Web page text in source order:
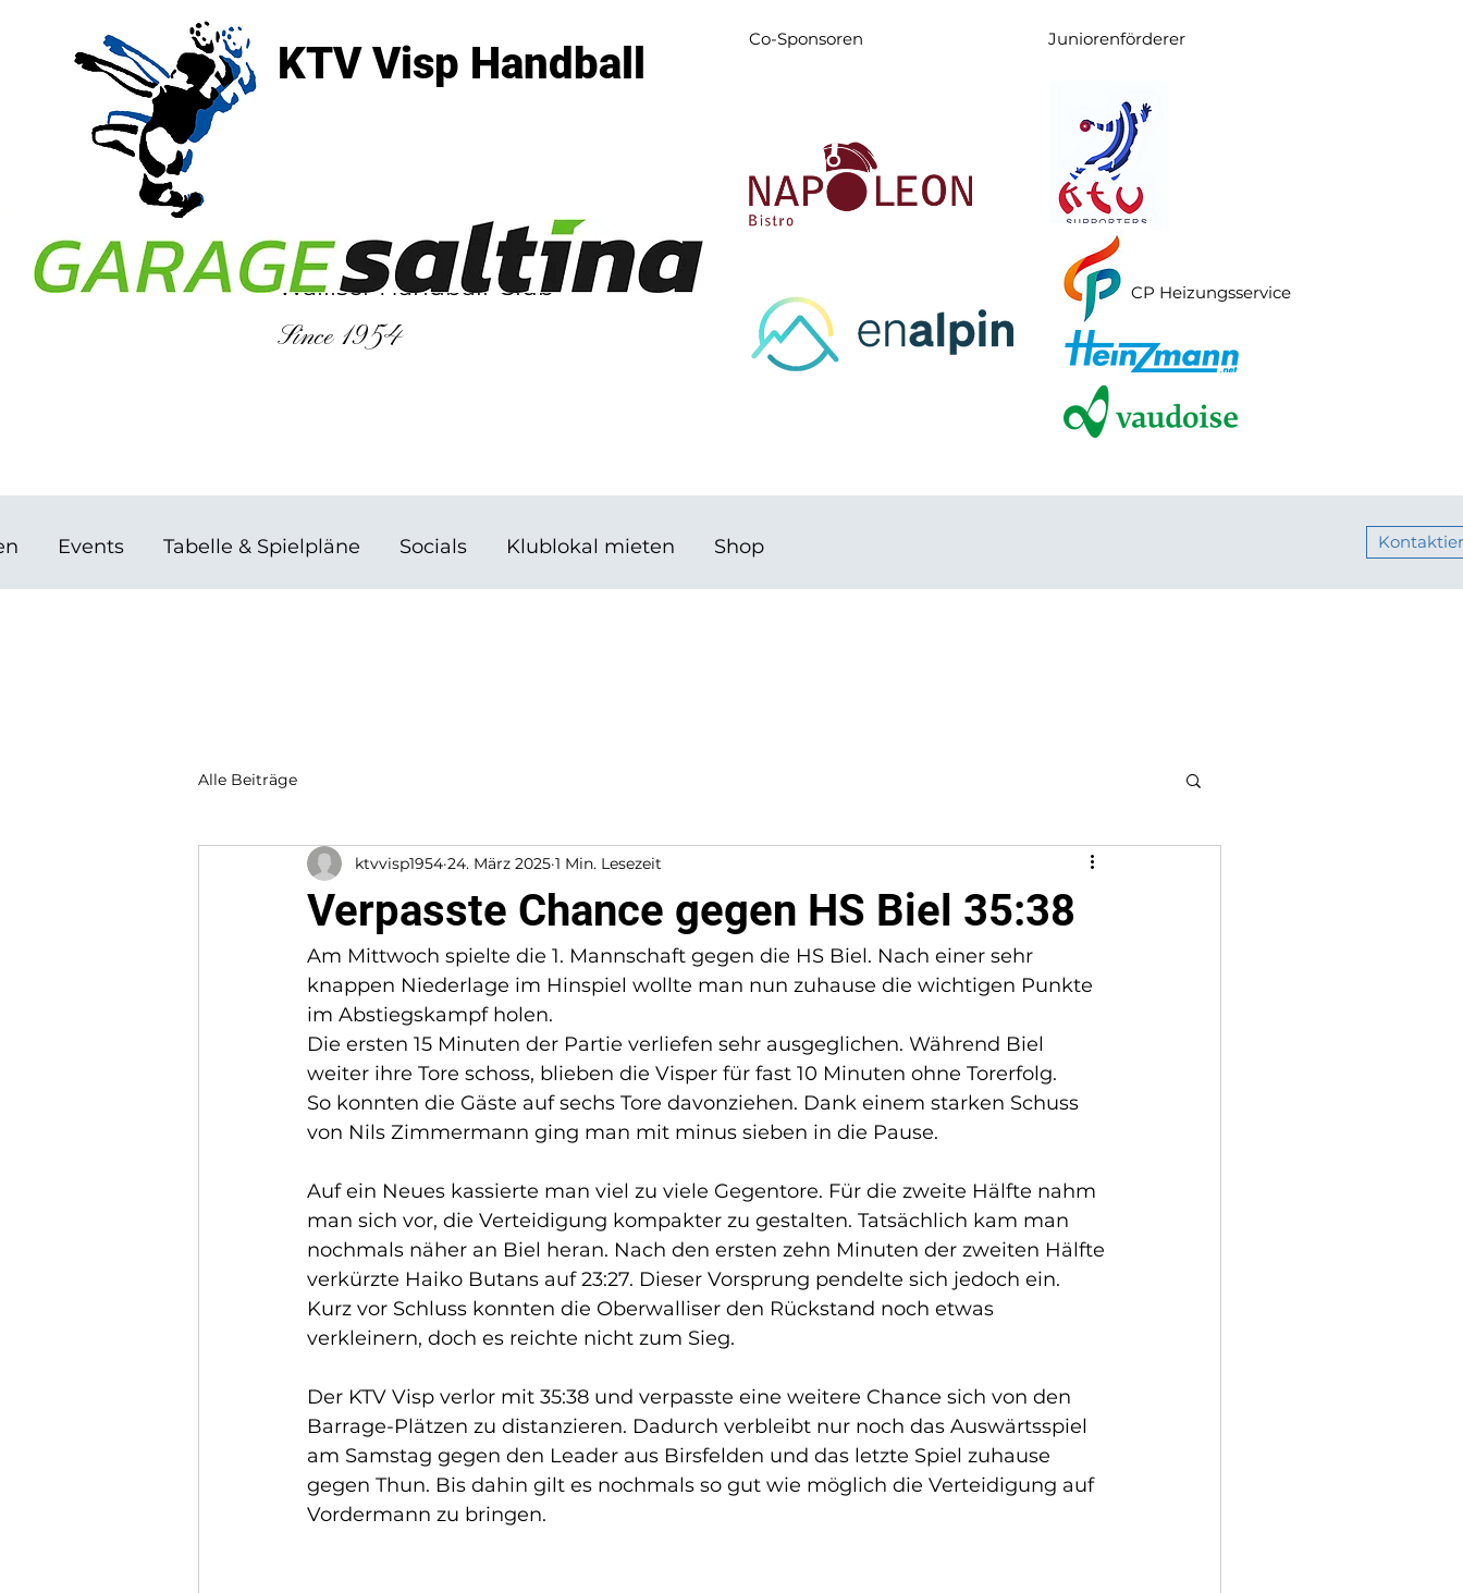
KTV Visp Handball
3930 Visp
Walliser Handball-Club
Since 1954
Co-Sponsoren Juniorenförderer
CP Heizungsservice
Events Tabelle & Spielpläne Socials Klublokal mieten Shop
Alle Beiträge
Verpasste Chance gegen HS Biel 35:38
ktvvisp1954 24. März 2025 1 Min. Lesezeit
Am Mittwoch spielte die 1. Mannschaft gegen die HS Biel. Nach einer sehr
knappen Niederlage im Hinspiel wollte man nun zuhause die wichtigen Punkte
im Abstiegskampf holen.
Die ersten 15 Minuten der Partie verliefen sehr ausgeglichen. Während Biel
weiter ihre Tore schoss, blieben die Visper für fast 10 Minuten ohne Torerfolg.
So konnten die Gäste auf sechs Tore davonziehen. Dank einem starken Schuss
von Nils Zimmermann ging man mit minus sieben in die Pause.
Auf ein Neues kassierte man viel zu viele Gegentore. Für die zweite Hälfte nahm
man sich vor, die Verteidigung kompakter zu gestalten. Tatsächlich kam man
nochmals näher an Biel heran. Nach den ersten zehn Minuten der zweiten Hälfte
verkürzte Haiko Butans auf 23:27. Dieser Vorsprung pendelte sich jedoch ein.
Kurz vor Schluss konnten die Oberwalliser den Rückstand noch etwas
verkleinern, doch es reichte nicht zum Sieg.
Der KTV Visp verlor mit 35:38 und verpasste eine weitere Chance sich von den
Barrage-Plätzen zu distanzieren. Dadurch verbleibt nur noch das Auswärtsspiel
am Samstag gegen den Leader aus Birsfelden und das letzte Spiel zuhause
gegen Thun. Bis dahin gilt es nochmals so gut wie möglich die Verteidigung auf
Vordermann zu bringen.